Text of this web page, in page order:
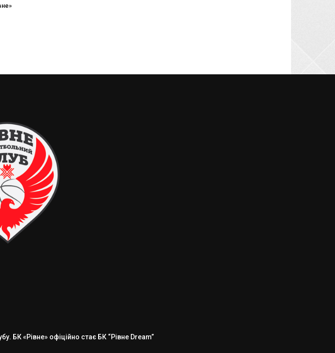
БК «Рівне» офіційно стає БК “Рівне Dream”